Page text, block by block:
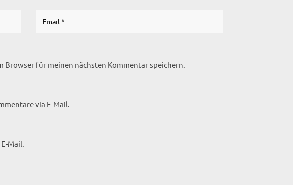
Browser für meinen nächsten Kommentar speichern.
via E-Mail.
Mail.